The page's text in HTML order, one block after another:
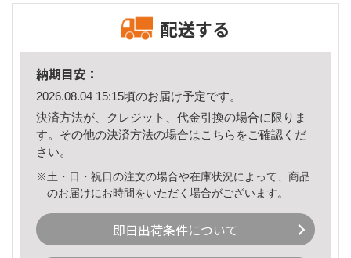
配送する
納期目安：
2026.08.04 15:15頃のお届け予定です。
決済方法が、クレジット、代金引換の場合に限りま
す。その他の決済方法の場合はこちら をご確認くだ
さい。
※土・日・祝日の注文の場合や在庫状況によって、商品
のお届けにお時間をいただく場合がございます。
即日出荷条件について